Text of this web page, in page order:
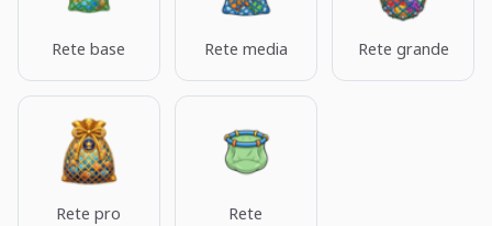
Rete base Rete media Rete grande
Rete pro
Rete